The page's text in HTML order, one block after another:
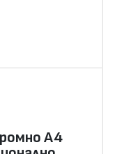
А4